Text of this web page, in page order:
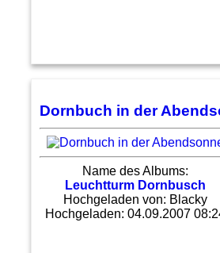
Dornbuch in der
Name des Albums:
Leuchtturm Dornbusch
Hochgeladen von: Blacky
Hochgeladen: 04.09.2007